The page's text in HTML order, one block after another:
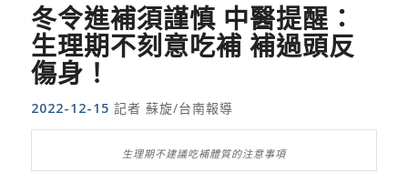
冬令進補須謹慎 中醫提醒：
生理期不刻意吃補 補過頭反
傷身！
2022-12-15 記者 蘇旋/台南報導
生理期不建議吃補體質的注意事項